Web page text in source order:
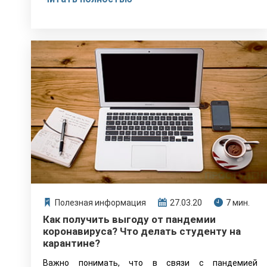
наличии у студента веской причины для этого».
Полезная информация 27.03.20 7 мин.
Как получить выгоду от пандемии
коронавируса? Что делать студенту на
карантине?
Важно понимать, что в связи с пандемией